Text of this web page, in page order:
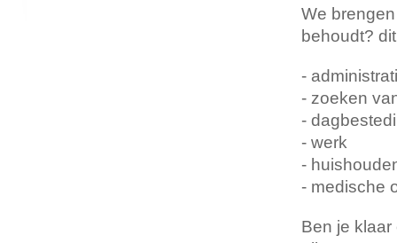
We
behoudt?
-
- zoeken
-
- werk
-
- medische
Ben je